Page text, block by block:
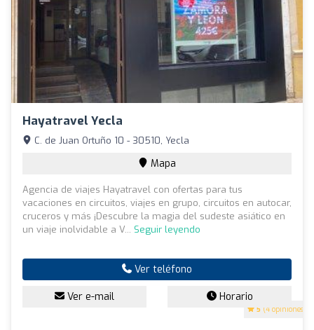
Hayatravel Yecla
5 (4 opiniones)
C. de Juan Ortuño 10 - 30510, Yecla
Mapa
Agencia de viajes Hayatravel con ofertas para tus
vacaciones en circuitos, viajes en grupo, circuitos en autocar,
cruceros y más ¡Descubre la magia del sudeste asiático en
un viaje inolvidable a V... Seguir leyendo
Ver teléfono
Ver e-mail Horario